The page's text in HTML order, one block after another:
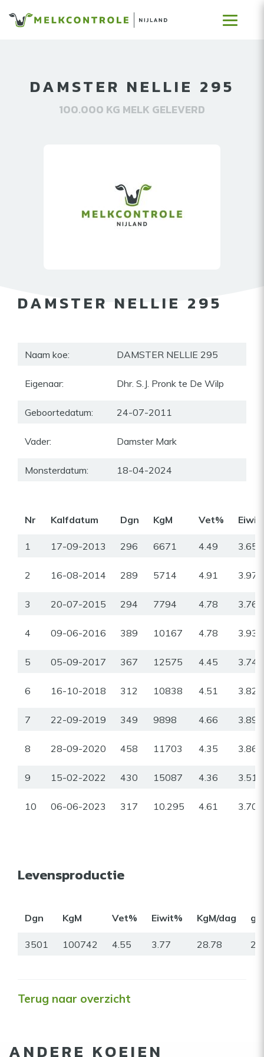
DAMSTER NELLIE 295
100.000 KG MELK GELEVERD
DAMSTER NELLIE 295
Naam koe: DAMSTER NELLIE 295
Eigenaar: Dhr. S.J. Pronk te De Wilp
Geboortedatum: 24-07-2011
Vader: Damster Mark
Monsterdatum: 18-04-2024
Nr Kalfdatum Dgn KgM Vet%
1 17-09-2013 296 6671 4.49 3.65
2 16-08-2014 289 5714 4.91 3.97
3 20-07-2015 294 7794 4.78 3.76
4 09-06-2016 389 10167 4.78 3.93
5 05-09-2017 367 12575 4.45 3.74
6 16-10-2018 312 10838 4.51 3.82
7 22-09-2019 349 9898 4.66 3.89
8 28-09-2020 458 11703 4.35 3.86
9 15-02-2022 430 15087 4.36 3.51
10 06-06-2023 317 10.295 4.61 3.70
Levensproductie
Dgn KgM Vet% Eiwit% KgM/dag gr
3501 100742 4.55 3.77 28.78
Terug naar overzicht
ANDERE KOEIEN